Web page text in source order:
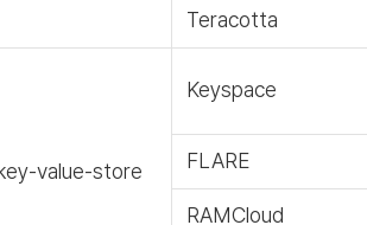
Teracotta
value-store
Keyspace
FLARE
RAMCloud